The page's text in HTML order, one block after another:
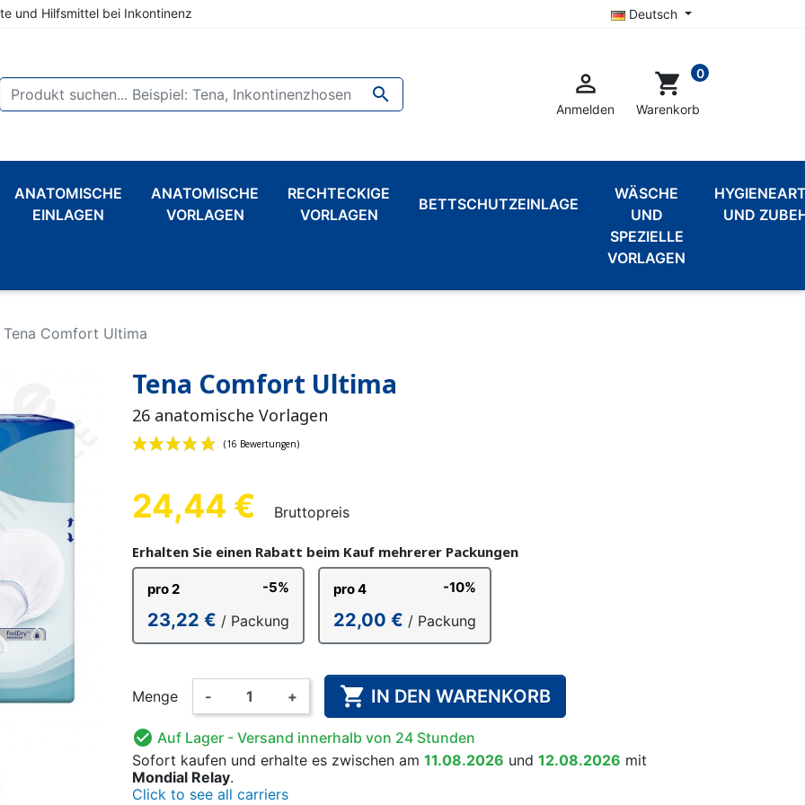
und Hilfsmittel bei Inkontinenz Deutsch
 
Anmelden
shopping_cart 0
Warenkorb
ANATOMISCHE
EINLAGEN
EINLAGEN
ANATOMISCHE
VORLAGEN
RECHTECKIGE
VORLAGEN
BETTSCHUTZEINLAGE
WÄSCHE
UND
SPEZIELLE
VORLAGEN
SLIP FIXIERHOSEN
WASCHBARE WINDELN
UND
EINMALHANDSCHUHE
UND
FLÄCHENDESINFEKTION
PVC-UNTERHOSEN FÜR
KINDER
BAUMWOLL-UNTERHOSEN
KINDER
FÜR KINDER
Tena Comfort Ultima
Tena Comfort Ultima
26 anatomische Vorlagen
(16 Bewertungen)
24,44 € Bruttopreis
Erhalten Sie einen Rabatt beim Kauf mehrerer Packungen
pro 2 -5%
23,22 € / Packung
pro 4 -10%
22,00 € / Packung
Menge - +  IN DEN WARENKORB
 Auf Lager - Versand innerhalb von 24 Stunden
Sofort kaufen und erhalte es zwischen am 11.08.2026 und 12.08.2026 mit
Mondial Relay.
Click to see all carriers